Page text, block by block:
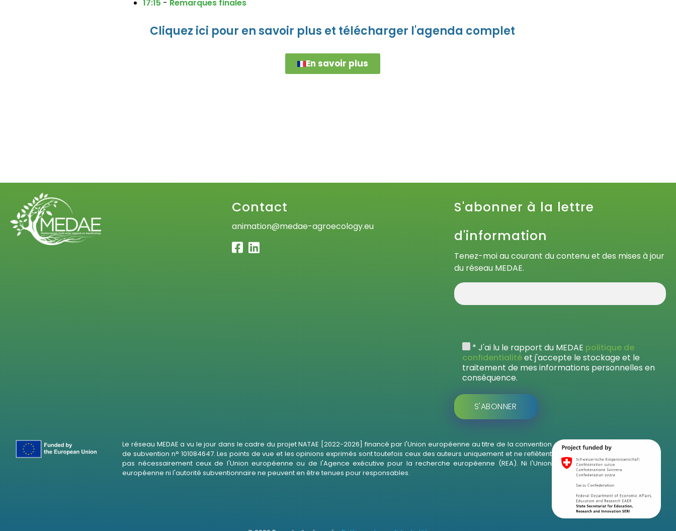
17:15 - Remarques finales
Cliquez ici pour en savoir plus et télécharger l'agenda complet
En savoir plus
Contact
animation@medae-agroecology.eu
S'abonner à la lettre
d'information
Tenez-moi au courant du contenu et des mises à jour
du réseau MEDAE.
* J'ai lu le rapport du MEDAE politique de
confidentialitéet j'accepte le stockage et le
traitement de mes informations personnelles en
conséquence.
Le réseau MEDAE a vu le jour dans le cadre du projet NATAE [2022-2026] financé par l'Union européenne au titre de la convention
de subvention n° 101084647. Les points de vue et les opinions exprimés sont toutefois ceux des auteurs uniquement et ne reflètent
pas nécessairement ceux de l'Union européenne ou de l'Agence exécutive pour la recherche européenne (REA). Ni l'Union
européenne ni l'autorité subventionnaire ne peuvent en être tenues pour responsables.